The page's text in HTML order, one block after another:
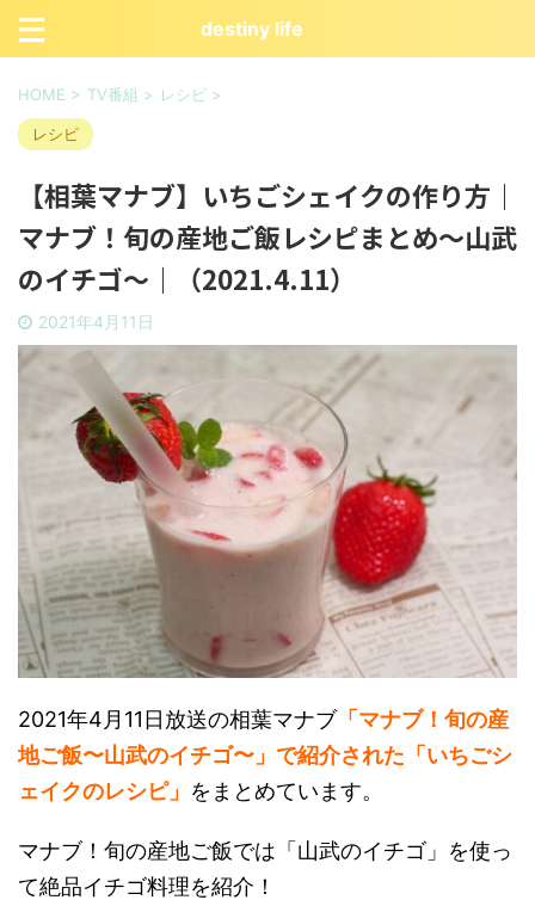
destiny life
HOME > TV番組 > レシピ >
レシピ
【相葉マナブ】いちごシェイクの作り方｜
マナブ！旬の産地ご飯レシピまとめ〜山武
のイチゴ〜｜（2021.4.11）
2021年4月11日
2021年4月11日放送の相葉マナブ「マナブ！旬の産
地ご飯〜山武のイチゴ〜」で紹介された「いちごシ
ェイクのレシピ」 をまとめています。
マナブ！旬の産地ご飯では「山武のイチゴ」を使っ
て絶品イチゴ料理を紹介！